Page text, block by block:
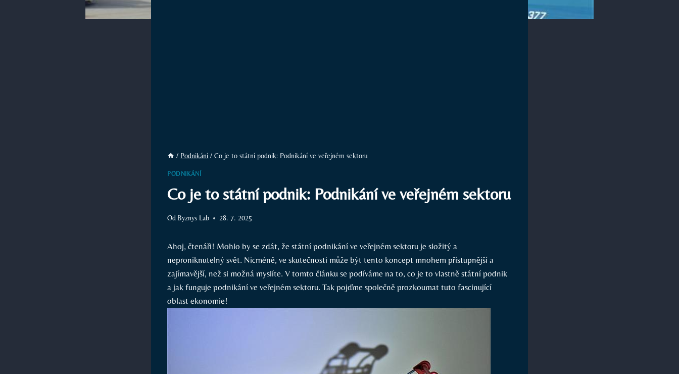
/ Podnikání / Co je to státní podnik: Podnikání ve veřejném sektoru
PODNIKÁNÍ
Co je to státní podnik: Podnikání ve veřejném sektoru
Od Byznys Lab 28. 7. 2025
Ahoj, čtenáři! Mohlo by se zdát, že státní podnikání ve veřejném sektoru je složitý a
neproniknutelný svět. Nicméně, ve skutečnosti může být tento koncept mnohem přístupnější a
zajímavější, než si možná myslíte. V tomto článku se podíváme na to, co je to vlastně státní podnik
a jak funguje podnikání ve veřejném sektoru. Tak pojďme společně prozkoumat tuto fascinující
oblast ekonomie!